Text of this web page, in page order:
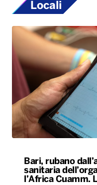
Locali
Bari, rubano
sanitaria
l’Africa Cuamm.